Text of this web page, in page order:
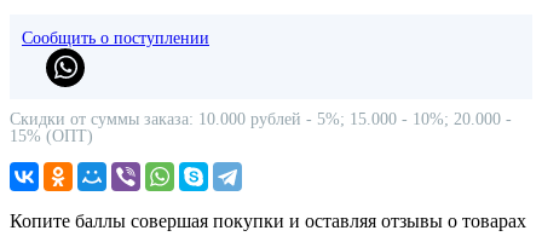
Сообщить о поступлении
Скидки от суммы заказа: 10.000 рублей - 5%; 15.000 - 10%; 20.000 -
15% (ОПТ)
Копите баллы совершая покупки и оставляя отзывы о товарах